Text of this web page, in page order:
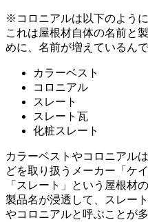
※コロニアルは以下のよう
これは屋根材自体の名前と
めに、名前が増えているんで
カラーベスト
コロニアル
スレート
スレート瓦
化粧スレート
カラーベストやコロニアル
どを取り扱うメーカー「ケ
「 スレート 」という屋根材
製品名が浸透して、スレー
やコロニアルと呼ぶことが